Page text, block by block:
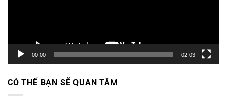
00:00 02:03
CÓ THỂ BẠN SẼ QUAN TÂM